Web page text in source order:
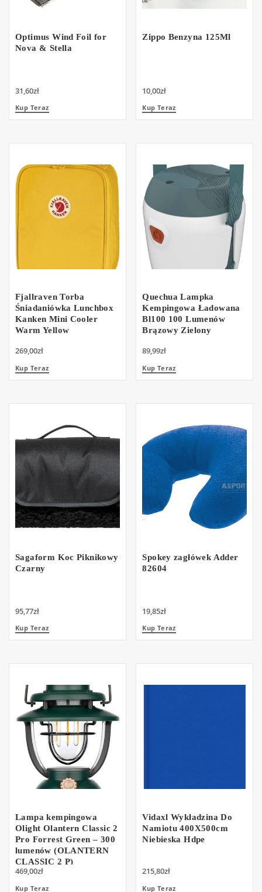
Optimus Wind Foil for
Nova & Stella
31,60zł
Kup Teraz
Zippo Benzyna 125Ml
10,00zł
Kup Teraz
Fjallraven Torba
Śniadaniówka Lunchbox
Kanken Mini Cooler
Warm Yellow
269,00zł
Kup Teraz
Quechua Lampka
Kempingowa Ładowana
Bl100 100 Lumenów
Brązowy Zielony
89,99zł
Kup Teraz
Sagaform Koc Piknikowy
Czarny
95,77zł
Kup Teraz
Spokey zagłówek Adder
82604
19,85zł
Kup Teraz
Lampa kempingowa
Olight Olantern Classic 2
Pro Forrest Green – 300
lumenów (OLANTERN
CLASSIC 2 P)
469,00zł
Kup Teraz
Vidaxl Wykładzina Do
Namiotu 400X500cm
Niebieska Hdpe
215,80zł
Kup Teraz